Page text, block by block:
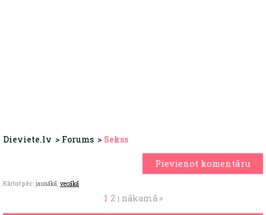
Dieviete.lv Forums Sekss
Pievienot komentāru
Kārtot pēc: jaunākā, vecākā
1 2 nākamā »